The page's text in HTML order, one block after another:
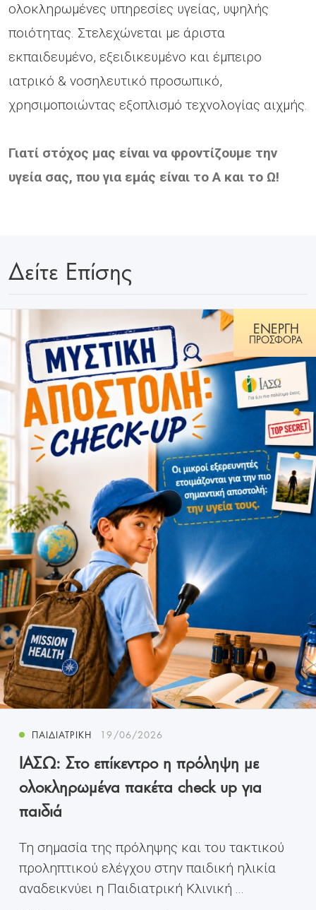
ολοκληρωμένες υπηρεσίες υγείας, υψηλής
ποιότητας. Στελεχώνεται με άριστα
εκπαιδευμένο, εξειδικευμένο και έμπειρο
ιατρικό & νοσηλευτικό προσωπικό,
χρησιμοποιώντας εξοπλισμό τεχνολογίας αιχμής.
Γιατί στόχος μας είναι να φροντίζουμε την
υγεία σας, που για εμάς είναι το Α και το Ω!
Δείτε Επίσης
ΕΝΕΡΓΗ
ΠΡΟΣΦΟΡΑ
ΠΑΙΔΙΑΤΡΙΚΉ 19/06/2026
ΙΑΣΩ: Στο επίκεντρο η πρόληψη με
ολοκληρωμένα πακέτα check up για
παιδιά
Τη σημασία της πρόληψης και του τακτικού
προληπτικού ελέγχου στην παιδική ηλικία
αναδεικνύει η Παιδιατρική Κλινική ...